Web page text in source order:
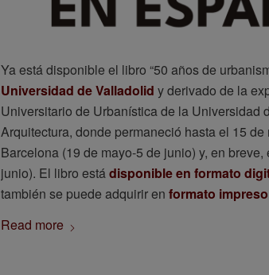
Ya está disponible el libro “50 años de
Universidad de Valladolid y derivado de la
Universitario de Urbanística de la
Arquitectura, donde permaneció hasta el 15
Barcelona (19 de mayo-5 de junio) y, en
junio). El libro está disponible en formato
también se puede adquirir en formato
Read more